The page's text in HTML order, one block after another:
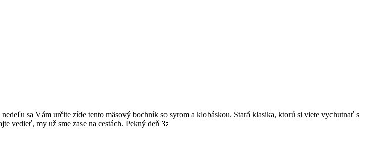
sa Vám určite zíde tento mäsový bochník so syrom a klobáskou. Stará klasika, ktorú si viete vychutnať s
vedieť, my už sme zase na cestách. Pekný deň 🫶